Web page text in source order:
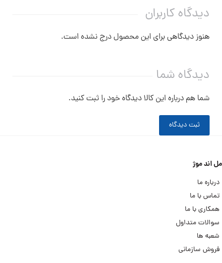
دیدگاه کاربران
هنوز دیدگاهی برای این محصول درج نشده است.
دیدگاه شما
شما هم درباره این کالا دیدگاه خود را ثبت کنید.
ثبت دیدگاه
مل اند موژ
درباره ما
تماس با ما
همکاری با ما
سوالات متداول
شعبه ها
فروش سازمانی